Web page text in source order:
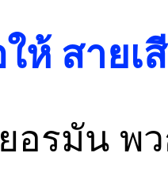
ห้ สายเ
ยอรมัน